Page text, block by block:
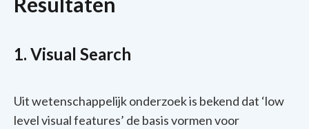
1. Visual Search
Uitwetenschappelijkonderzoekis bekend dat ‘low
level visual features’ de basisvormenvoor